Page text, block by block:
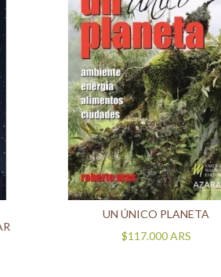
UN ÚNICO PLANETA
$117.000ARS